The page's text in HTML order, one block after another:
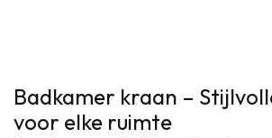
Badkamer kraan –
voor elke ruimte